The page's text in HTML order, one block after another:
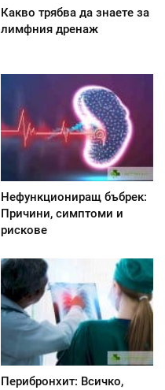
Какво трябва да знаете за
лимфния дренаж
Нефункциониращ бъбрек:
Причини, симптоми и
рискове
Перибронхит: Всичко,